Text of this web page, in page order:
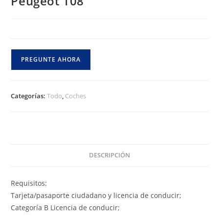
PREGUNTE AHORA
Categorías:Todo, Coches
DESCRIPCIÓN
Requisitos:
Tarjeta/pasaporte ciudadano y licencia de conducir;
Categoría B Licencia de conducir;